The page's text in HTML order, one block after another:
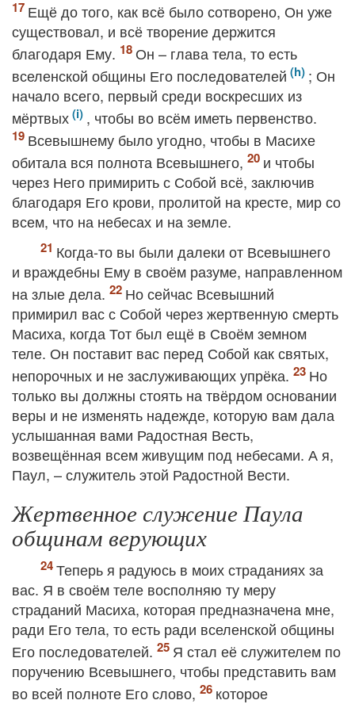
Ещё до того, как всё было сотворено, Он уже
существовал, и всё творение держится
благодаря Ему.
Он – глава тела, то есть
вселенской общины Его последователей
; Он
начало всего, первый среди воскресших из
мёртвых
, чтобы во всём иметь первенство.
Всевышнему было угодно, чтобы в Масихе
обитала вся полнота Всевышнего,
и чтобы
через Него примирить с Собой всё, заключив
благодаря Его крови, пролитой на кресте, мир со
всем, что на небесах и на земле.
Когда-то вы были далеки от Всевышнего
и враждебны Ему в своём разуме, направленном
на злые дела.
Но сейчас Всевышний
примирил вас с Собой через жертвенную смерть
Масиха, когда Тот был ещё в Своём земном
теле. Он поставит вас перед Собой как святых,
непорочных и не заслуживающих упрёка.
Но
только вы должны стоять на твёрдом основании
веры и не изменять надежде, которую вам дала
услышанная вами Радостная Весть,
возвещённая всем живущим под небесами. А я,
Паул, – служитель этой Радостной Вести.
Жертвенное служение Паула
общинам верующих
Теперь я радуюсь в моих страданиях за
вас. Я в своём теле восполняю ту меру
страданий Масиха, которая предназначена мне,
ради Его тела, то есть ради вселенской общины
Его последователей.
Я стал её служителем по
поручению Всевышнего, чтобы представить вам
во всей полноте Его слово,
которое